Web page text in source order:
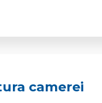
camerei